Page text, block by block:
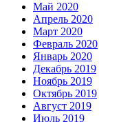
Май 2020
Апрель 2020
Март 2020
Февраль 2020
Январь 2020
Декабрь 2019
Ноябрь 2019
Октябрь 2019
Август 2019
Июль 2019